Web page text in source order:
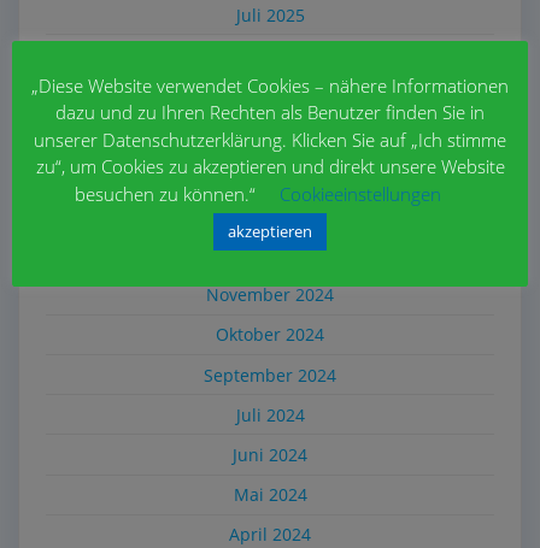
Juli 2025
Mai 2025
April 2025
März 2025
Februar 2025
Dezember 2024
November 2024
Oktober 2024
September 2024
Juli 2024
Juni 2024
Mai 2024
April 2024
„Diese Website verwendet Cookies – nähere Informationen
dazu und zu Ihren Rechten als Benutzer finden Sie in
unserer Datenschutzerklärung. Klicken Sie auf „Ich stimme
zu“, um Cookies zu akzeptieren und direkt unsere Website
besuchen zu können.“
Cookieeinstellungen
akzeptieren